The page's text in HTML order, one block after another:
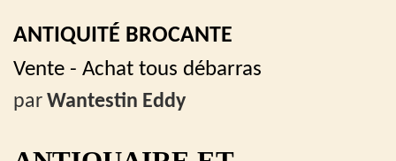
ANTIQUITÉ BROCANTE
Vente - Achat tous débarras
par Wantestin Eddy